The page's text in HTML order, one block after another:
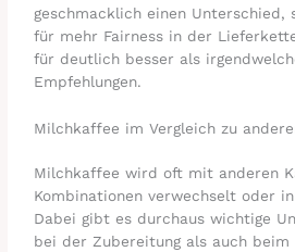
geschmacklich einen Unterschied,
für mehr Fairness in der
für deutlich besser als
Empfehlungen.
Milchkaffee im Vergleich zu
Milchkaffee wird oft mit anderen
Kombinationen verwechselt oder
Dabei gibt es durchaus wichtige
bei der Zubereitung als auch beim